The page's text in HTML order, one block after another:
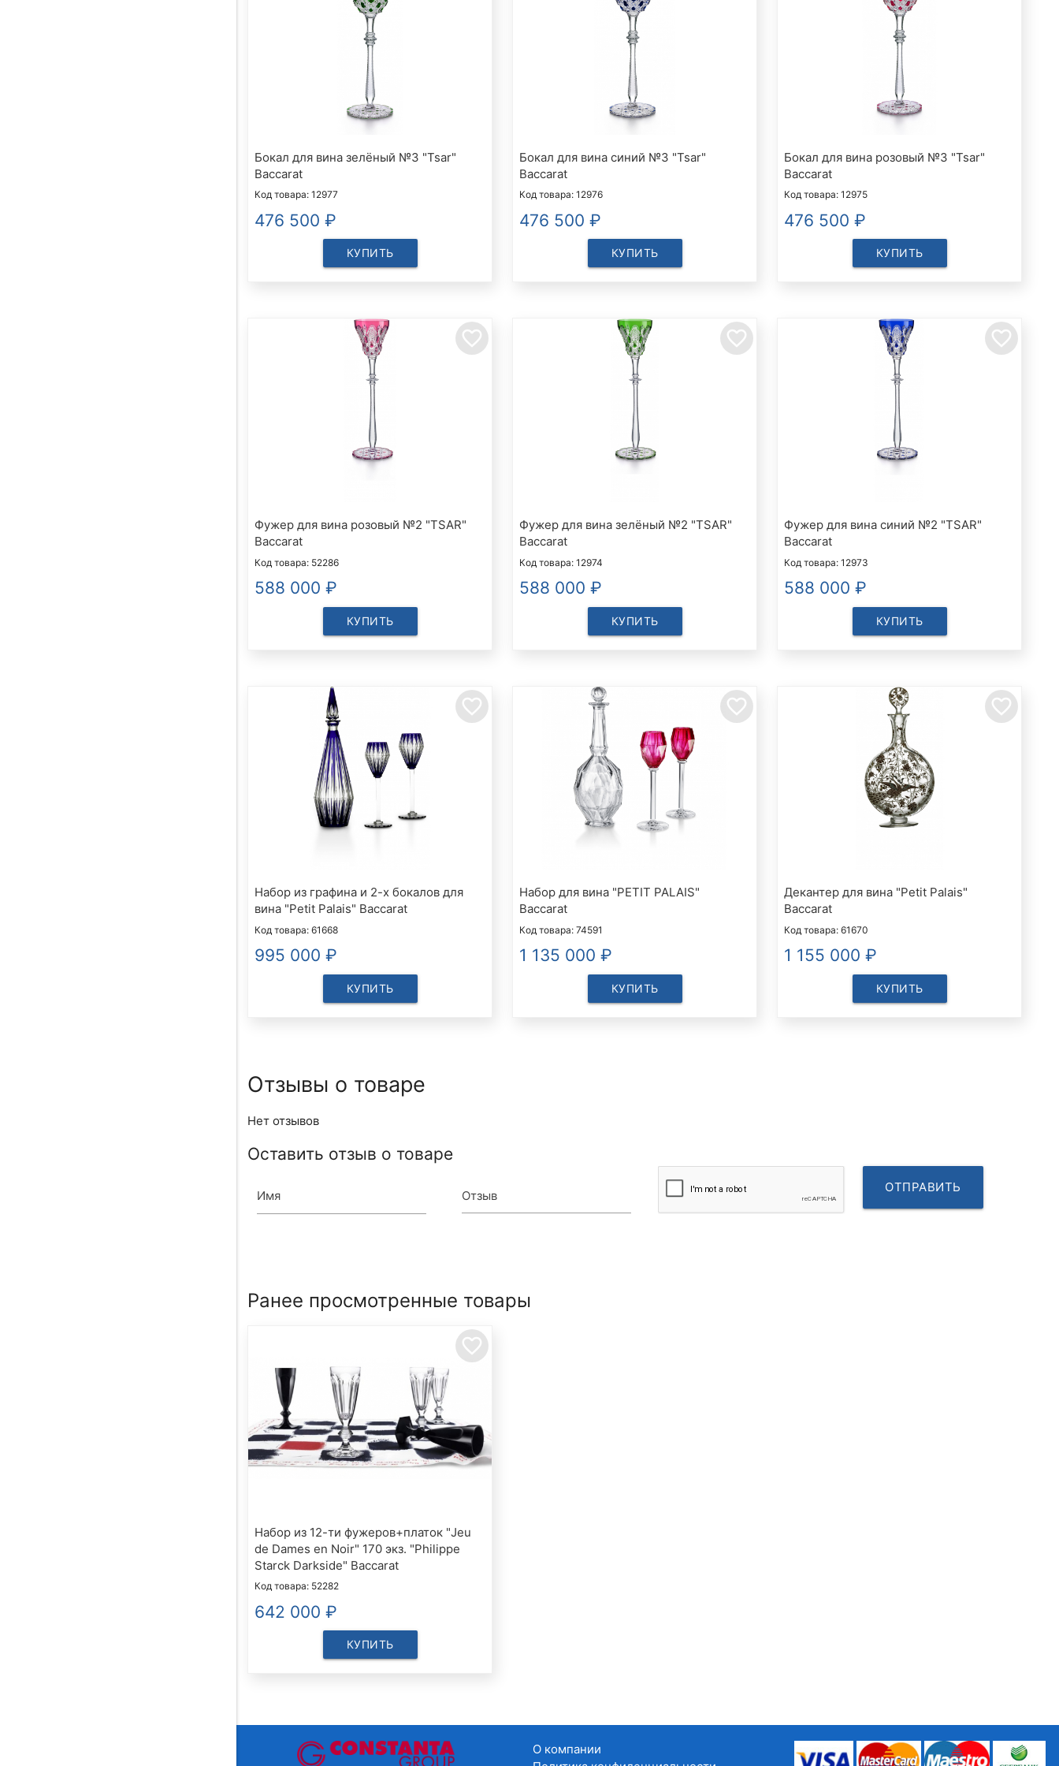
Бокал для вина зелёный №3 "Tsar"
Baccarat
Код товара: 12977
476 500 ₽
КУПИТЬ
Бокал для вина синий №3 "Tsar"
Baccarat
Код товара: 12976
476 500 ₽
КУПИТЬ
Бокал для вина розовый №3 "Tsar"
Baccarat
Код товара: 12975
476 500 ₽
КУПИТЬ
favorite_border
Фужер для вина розовый №2 "TSAR"
Baccarat
Код товара: 52286
588 000 ₽
КУПИТЬ
favorite_border
Фужер для вина зелёный №2 "TSAR"
Baccarat
Код товара: 12974
588 000 ₽
КУПИТЬ
favorite_border
Фужер для вина синий №2 "TSAR"
Baccarat
Код товара: 12973
588 000 ₽
КУПИТЬ
favorite_border
Набор из графина и 2-х бокалов для
вина "Petit Palais" Baccarat
Код товара: 61668
995 000 ₽
КУПИТЬ
favorite_border
Набор для вина "PETIT PALAIS"
Baccarat
Код товара: 74591
1 135 000 ₽
КУПИТЬ
favorite_border
Декантер для вина "Petit Palais"
Baccarat
Код товара: 61670
1 155 000 ₽
КУПИТЬ
Отзывы о товаре
Нет отзывов
Оставить отзыв о товаре
Имя Отзыв
ОТПРАВИТЬ
Ранее просмотренные товары
favorite_border
Набор из 12-ти фужеров+платок "Jeu
de Dames en Noir" 170 экз. "Philippe
Starck Darkside" Baccarat
Код товара: 52282
642 000 ₽
КУПИТЬ
О компании